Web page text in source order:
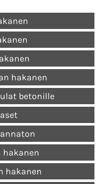
hakanen
betonille
hakanen
hakanen